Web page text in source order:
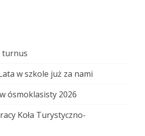
turnus
w szkole już za nami
ósmoklasisty 2026
Koła Turystyczno-